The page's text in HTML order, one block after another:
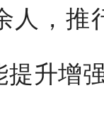
人，推
提升增